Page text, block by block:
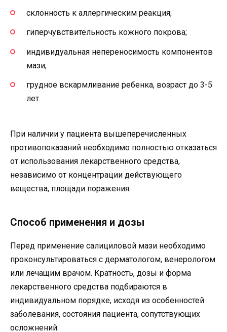
склонность к аллергическим реакция;
гиперчувствительность кожного покрова;
индивидуальная непереносимость компонентов
мази;
грудное вскармливание ребенка, возраст до 3-5
лет.
При наличии у пациента вышеперечисленных
противопоказаний необходимо полностью отказаться
от использования лекарственного средства,
независимо от концентрации действующего
вещества, площади поражения.
Способ применения и дозы
Перед применение салициловой мази необходимо
проконсультироваться с дерматологом, венерологом
или лечащим врачом. Кратность, дозы и форма
лекарственного средства подбираются в
индивидуальном порядке, исходя из особенностей
заболевания, состояния пациента, сопутствующих
осложнений.